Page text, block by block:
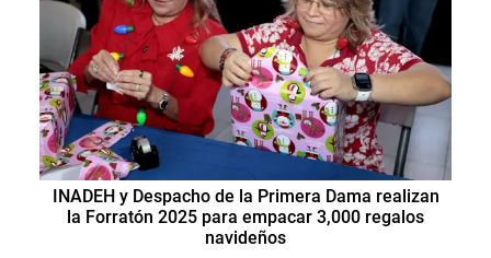
INADEH y Despacho de la Primera Dama realizan
la Forratón 2025 para empacar 3,000 regalos
navideños